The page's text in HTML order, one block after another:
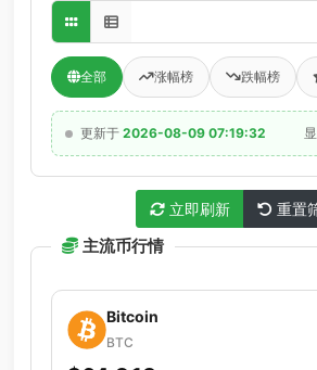
全部 涨幅榜 跌幅榜
更新于 2026-08-09 07:19:32
立即刷新 重置
主流币行情
Bitcoin
BTC